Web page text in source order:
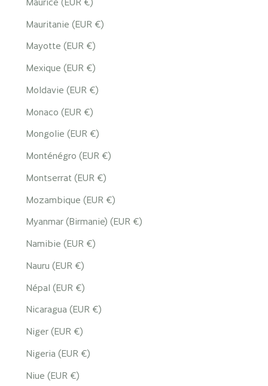
Mauritanie (EUR €)
Mayotte (EUR €)
Mexique (EUR €)
Moldavie (EUR €)
Monaco (EUR €)
Mongolie (EUR €)
Monténégro (EUR €)
Montserrat (EUR €)
Mozambique (EUR €)
Myanmar (Birmanie) (EUR €)
Namibie (EUR €)
Nauru (EUR €)
Népal (EUR €)
Nicaragua (EUR €)
Niger (EUR €)
Nigeria (EUR €)
Niue (EUR €)